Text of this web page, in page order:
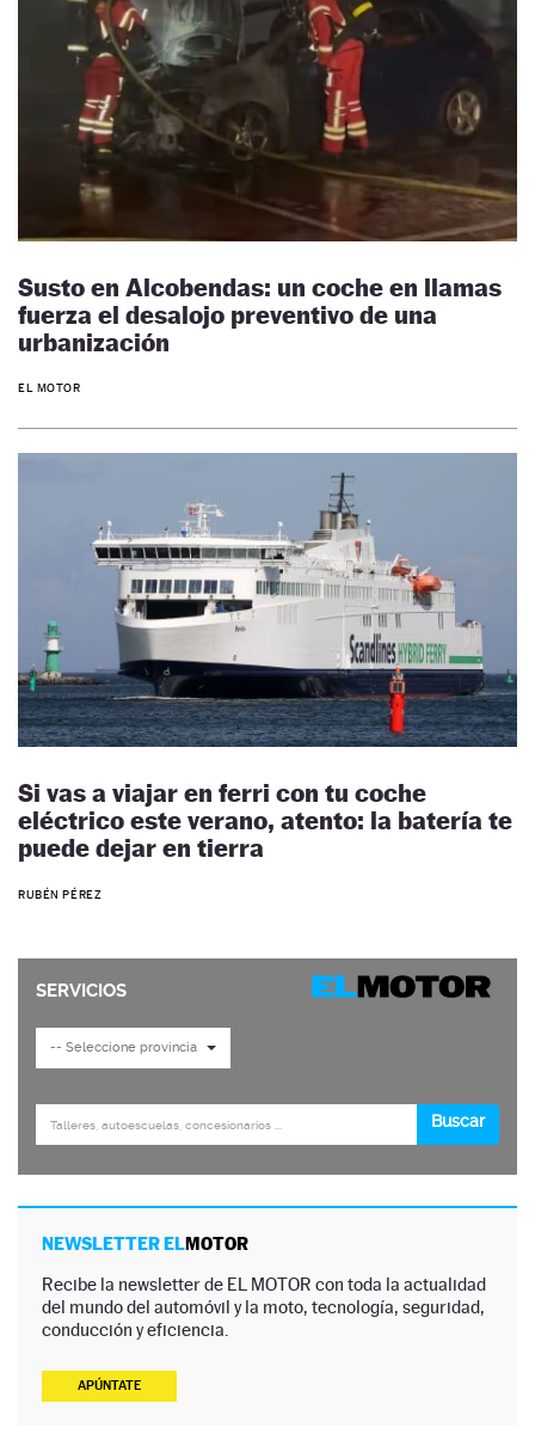
Susto en Alcobendas: un coche en llamas
fuerza el desalojo preventivo de una
urbanización
EL MOTOR
Si vas a viajar en ferri con tu coche
eléctrico este verano, atento: la batería te
puede dejar en tierra
RUBÉN PÉREZ
NEWSLETTER ELMOTOR
Recibe la newsletter de EL MOTOR con toda la actualidad
del mundo del automóvil y la moto, tecnología, seguridad,
conducción y eficiencia.
APÚNTATE